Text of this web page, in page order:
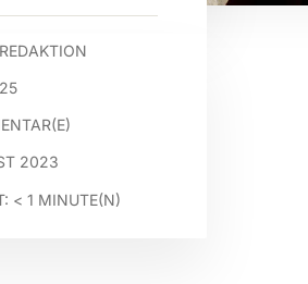
2023
< 1 MINUTE(N)